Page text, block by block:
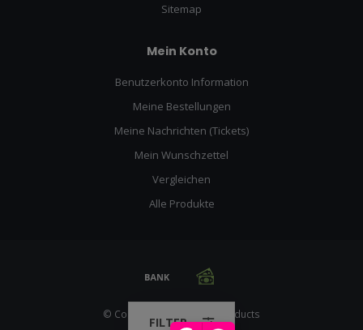
Sitemap
Mein Konto
Benutzerkonto Information
Meine Bestellungen
Meine Nachrichten (Tickets)
Mein Wunschzettel
Vergleichen
Alle Produkte
© Copyright 2026 Racing Products
FILTER